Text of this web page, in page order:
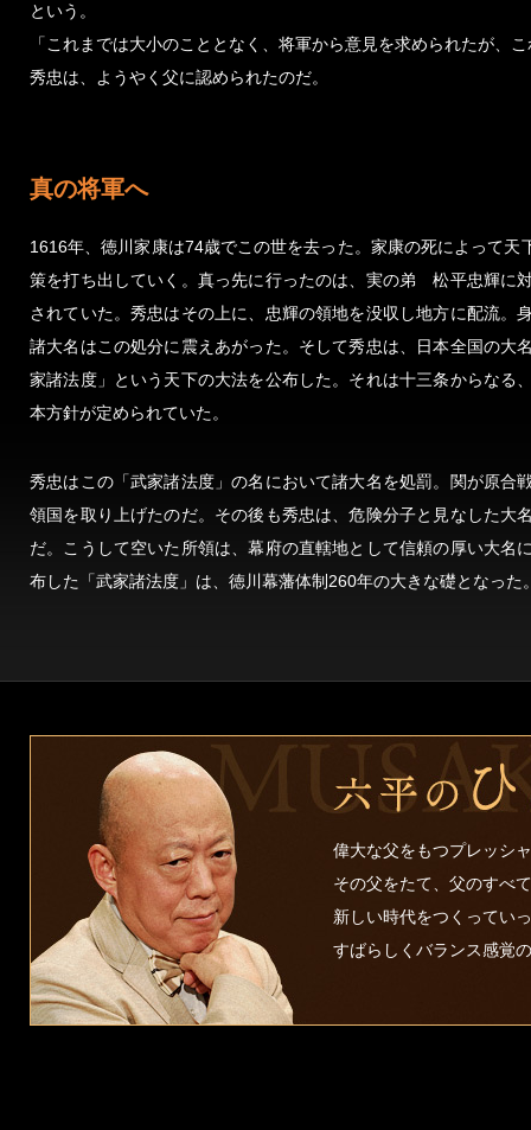
という。
「これまでは大小のこととなく、将軍から意見を求められたが、
秀忠は、ようやく父に認められたのだ。
真の将軍へ
1616年、徳川家康は74歳でこの世を去った。家康の死によって
策を打ち出していく。真っ先に行ったのは、実の弟 松平忠輝に
されていた。秀忠はその上に、忠輝の領地を没収し地方に配流
諸大名はこの処分に震えあがった。そして秀忠は、日本全国の
家諸法度」という天下の大法を公布した。それは十三条からな
本方針が定められていた。
秀忠はこの「武家諸法度」の名において諸大名を処罰。関が原
領国を取り上げたのだ。その後も秀忠は、危険分子と見なした
だ。こうして空いた所領は、幕府の直轄地として信頼の厚い大
布した「武家諸法度」は、徳川幕藩体制260年の大きな礎となった
偉大な父をもつプレッシ
その父をたて、父のすべ
新しい時代をつくってい
すばらしくバランス感覚